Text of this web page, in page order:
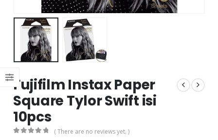
Fujifilm Instax Paper
Square Tylor Swift isi
10pcs
( There are no reviews yet. )